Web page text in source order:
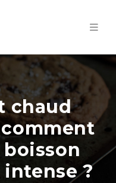
chaud
?